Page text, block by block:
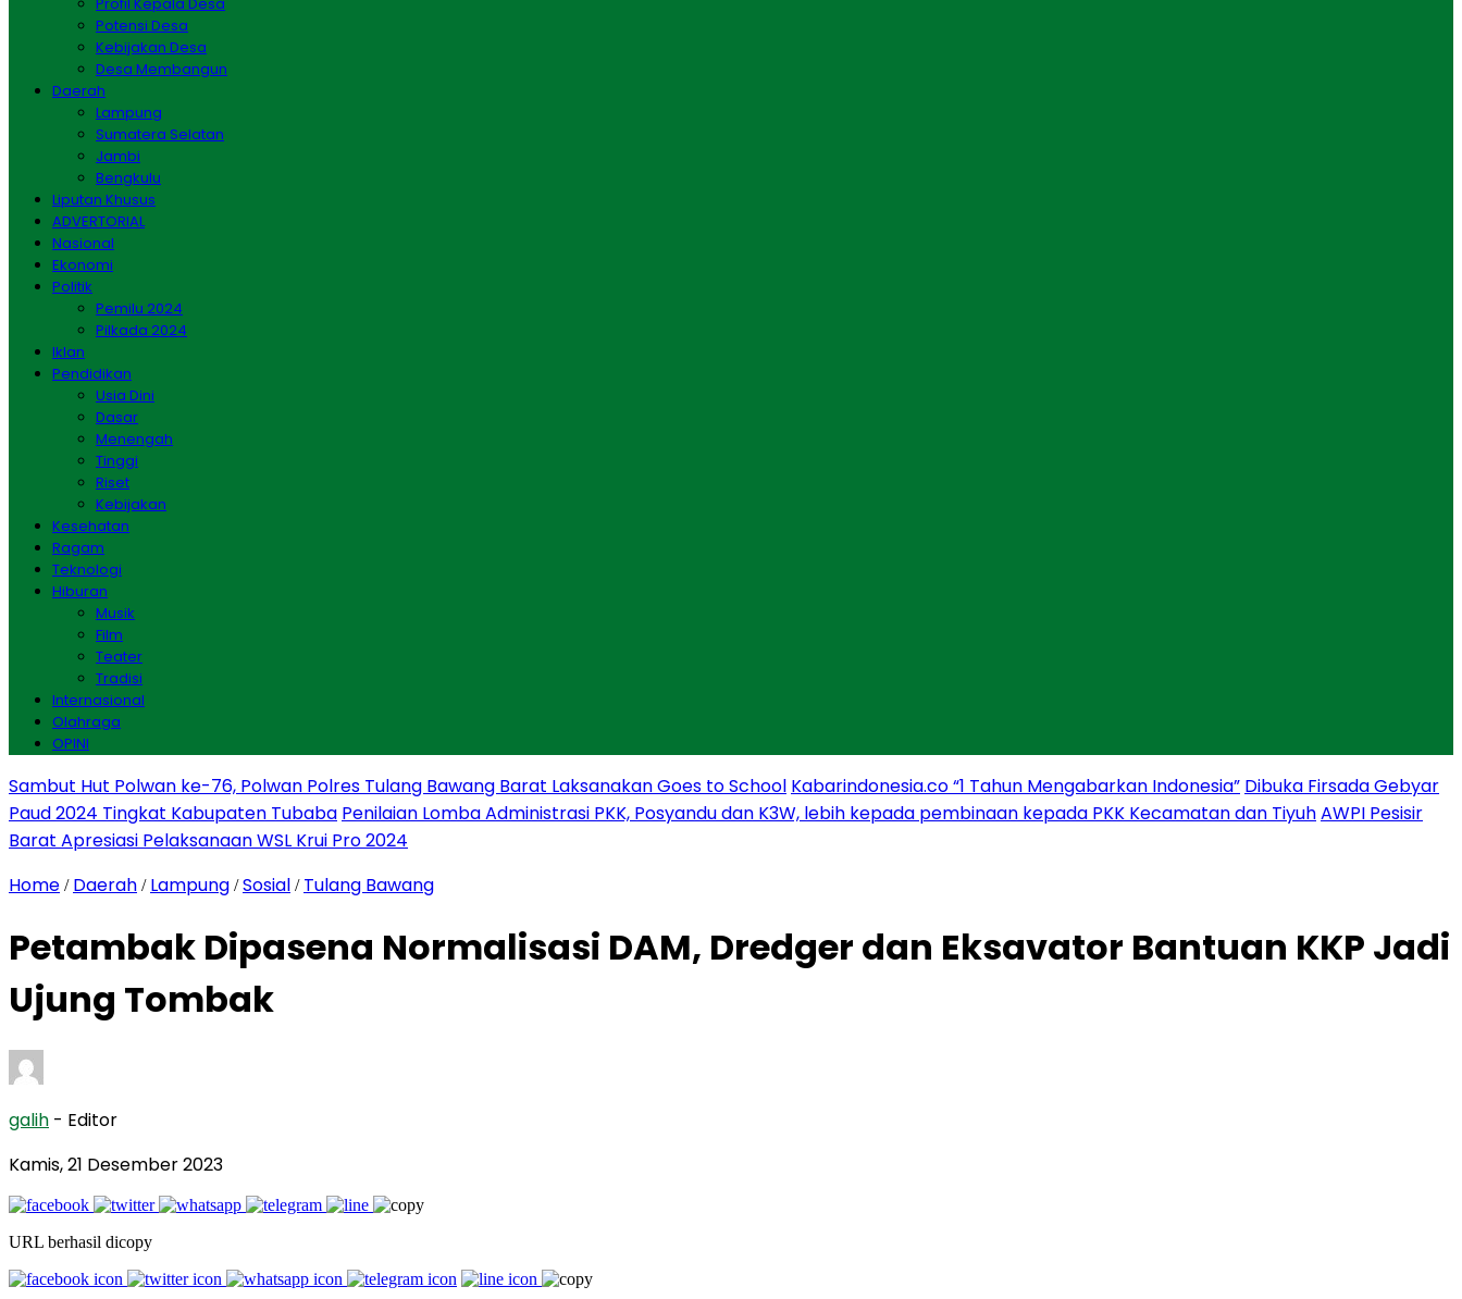
Potensi Desa
Kebijakan Desa
Desa Membangun
Daerah
Lampung
Sumatera Selatan
Jambi
Bengkulu
Liputan Khusus
ADVERTORIAL
Nasional
Ekonomi
Politik
Pemilu 2024
Pilkada 2024
Iklan
Pendidikan
Usia Dini
Dasar
Menengah
Tinggi
Riset
Kebijakan
Kesehatan
Ragam
Teknologi
Hiburan
Musik
Film
Teater
Tradisi
Internasional
Olahraga
OPINI
Sambut Hut Polwan ke-76, Polwan Polres Tulang Bawang Barat Laksanakan Goes to School Kabarindonesia.co “1 Tahun Mengabarkan Indonesia” Dibuka Firsada Gebyar
Paud 2024 Tingkat Kabupaten Tubaba Penilaian Lomba Administrasi PKK, Posyandu dan K3W, lebih kepada pembinaan kepada PKK Kecamatan dan TiyuhAWPI Pesisir
Barat Apresiasi Pelaksanaan WSL Krui Pro 2024
Home / Daerah / Lampung /Sosial / Tulang Bawang
Petambak Dipasena Normalisasi DAM, Dredger dan Eksavator Bantuan KKP Jadi
Ujung Tombak
galih - Editor
Kamis, 21 Desember 2023
URL berhasil dicopy